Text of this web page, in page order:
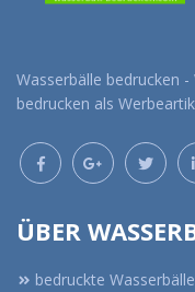
Wasserbälle bedrucken
bedrucken als
ÜBER
bedruckte Wasserbälle